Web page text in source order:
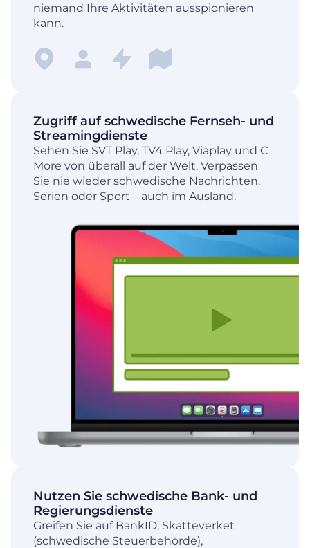
niemand Ihre Aktivitäten ausspionieren
kann.
Zugriff auf schwedische Fernseh- und
Streamingdienste
Sehen Sie SVT Play, TV4 Play, Viaplay und C
More von überall auf der Welt. Verpassen
Sie nie wieder schwedische Nachrichten,
Serien oder Sport – auch im Ausland.
Nutzen Sie schwedische Bank- und
Regierungsdienste
Greifen Sie auf BankID, Skatteverket
(schwedische Steuerbehörde),